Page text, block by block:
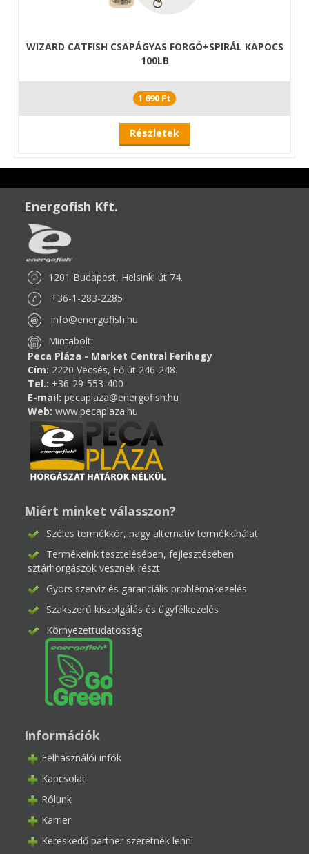
WIZARD CATFISH CSAPÁGYAS FORGÓ+SPIRÁL KAPOCS
100LB
1 690 Ft
Részletek
Energofish Kft.
1201 Budapest, Helsinki út 74.
+36-1-283-2285
info@energofish.hu
Mintabolt:
Peca Pláza - Market Central Ferihegy
Cím: 2220 Vecsés, Fő út 246-248.
Tel.: +36-29-553-400
E-mail: pecaplaza@energofish.hu
Web: www.pecaplaza.hu
Miért minket válasszon?
Széles termékkör, nagy alternatív termékkínálat
Termékeink tesztelésében, fejlesztésében
sztárhorgászok vesznek részt
Gyors szerviz és garanciális problémakezelés
Szakszerű kiszolgálás és ügyfélkezelés
Környezettudatosság
Információk
Felhasználói infók
Kapcsolat
Rólunk
Karrier
Kereskedő partner szeretnék lenni